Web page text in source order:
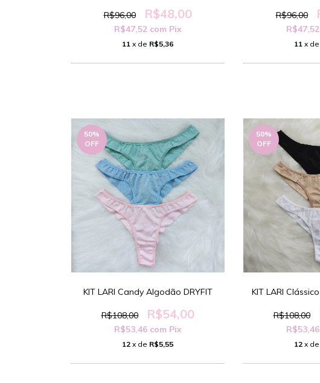
R$96,00 R$48,00
R$47,52 com Pix
11 x de R$5,36
R$96,00
R$47,52
11 x de
50%
OFF
KIT LARI Candy Algodão DRYFIT
R$108,00 R$54,00
R$53,46 com Pix
12 x de R$5,55
50%
OFF
KIT LARI
R$108,00
R$53,46
12 x de